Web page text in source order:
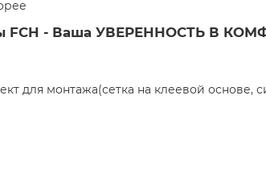
FCH - Ваша УВЕРЕННОСТЬ В
для монтажа(сетка на клеевой основе,